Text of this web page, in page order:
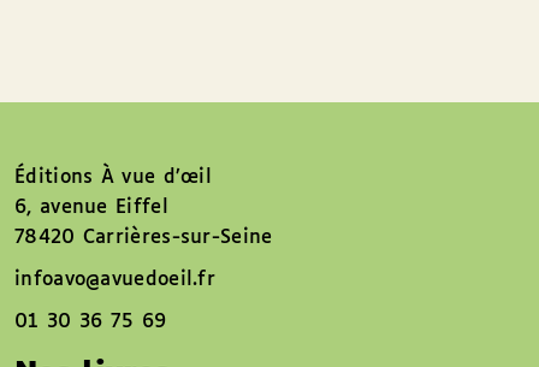
Éditions À vue d’œil
6, avenue Eiffel
78420 Carrières-sur-Seine
infoavo@avuedoeil.fr
01 30 36 75 69